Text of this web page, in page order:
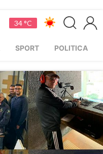
34 °C
SPORT POLITICA